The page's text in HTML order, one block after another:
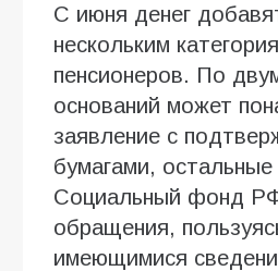
С июня денег
нескольким
пенсионеров. По
оснований может
заявление с
бумагами, остальные
Социальный фонд
обращения,
имеющимися